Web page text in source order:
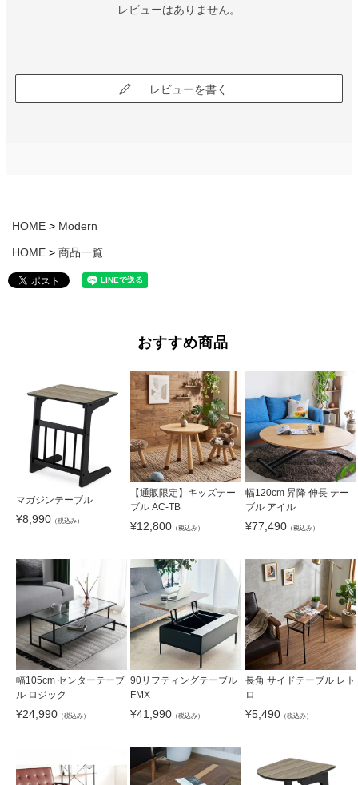
レビューはありません。
レビューを書く
HOME Modern
HOME 商品一覧
おすすめ商品
マガジンテーブル
¥8,990 （税込み）
【通販限定】キッズテー
ブル AC-TB
¥12,800 （税込み）
幅120cm 昇降 伸長 テー
ブル アイル
¥77,490（税込み）
幅105cm センターテーブ
ル ロジック
¥24,990 （税込み）
90リフティングテーブル
FMX
¥41,990 （税込み）
長角 サイドテーブル レト
ロ
¥5,490（税込み）